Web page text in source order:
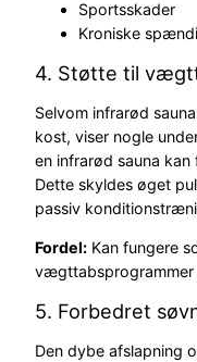
Sportsskader
Kroniske
4. Støtte til
Selvom infrarød
kost, viser nogle
en infrarød sauna
Dette skyldes øget
passiv
Fordel: Kan fungere
5. Forbedret
Den dybe afslapning